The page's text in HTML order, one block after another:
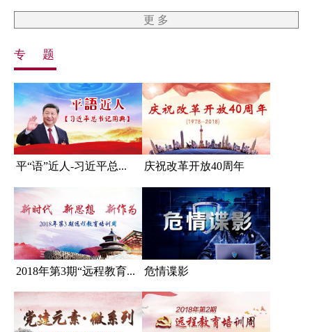
更 多
专 题
平“语”近人-习近平总... 庆祝改革开放40周年
2018年第3期“远程教育... 危情谍影